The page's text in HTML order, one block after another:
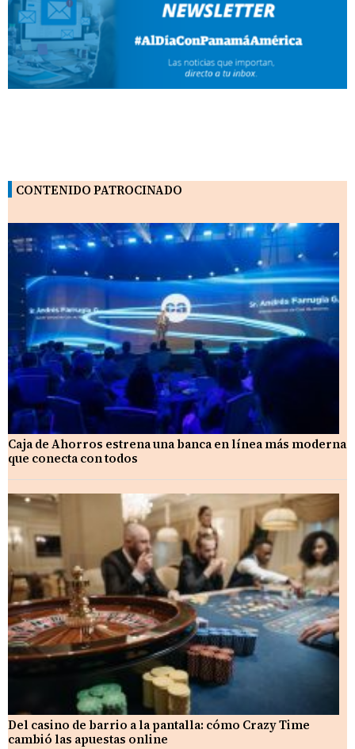
CONTENIDO PATROCINADO
Caja de Ahorros estrena una banca en línea más moderna
que conecta con todos
Del casino de barrio a la pantalla: cómo Crazy Time
cambió las apuestas online